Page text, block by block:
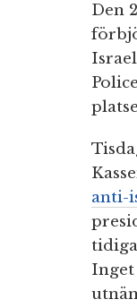
Den
anti-
Inget